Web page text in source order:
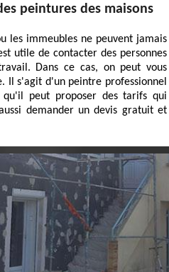
peintures des maisons
les immeubles ne peuvent jamais
utile de contacter des personnes
Dans ce cas, on peut vous
Il s'agit d'un peintre professionnel
qu'il peut proposer des tarifs qui
demander un devis gratuit et